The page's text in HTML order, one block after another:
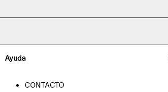
Ayuda
CONTACTO